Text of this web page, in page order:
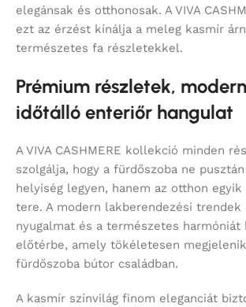
elegánsak és otthonosak. A VIVA
ezt az érzést kínálja a meleg kasmír
természetes fa részletekkel.
Prémium részletek,
időtálló enteriőr hangulat
A VIVA CASHMERE kollekció minden
szolgálja, hogy a fürdőszoba ne
helyiség legyen, hanem az otthon
tere. A modern lakberendezési trendek
nyugalmat és a természetes harmóniát
előtérbe, amely tökéletesen
fürdőszoba bútor családban.
A kasmír színvilág finom eleganciát